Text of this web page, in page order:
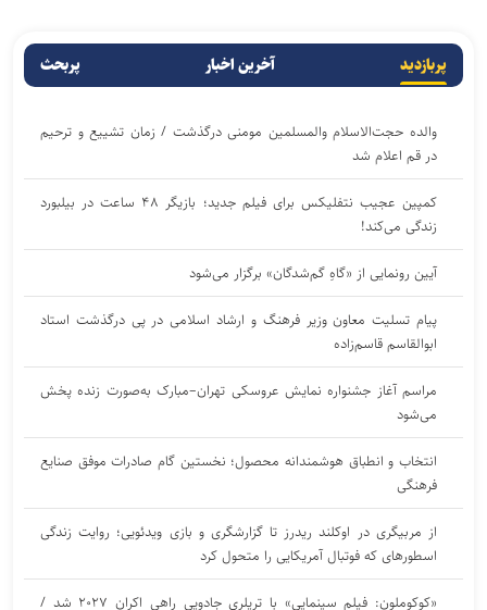
پربازدید آخرین اخبار پربحث
والده حجت‌الاسلام والمسلمین مومنی درگذشت / زمان تشییع و ترحیم
در قم اعلام شد
کمپین عجیب نتفلیکس برای فیلم جدید؛ بازیگر ۴۸ ساعت در بیلبورد
زندگی می‌کند!
آیین رونمایی از «گاهِ گم‌شدگان» برگزار می‌شود
پیام تسلیت معاون وزیر فرهنگ و ارشاد اسلامی در پی درگذشت استاد
ابوالقاسم قاسم‌زاده
مراسم آغاز جشنواره نمایش عروسکی تهران–مبارک به‌صورت زنده پخش
می‌شود
انتخاب و انطباق هوشمندانه محصول؛ نخستین گام صادرات موفق صنایع
فرهنگی
از مربیگری در اوکلند ریدرز تا گزارشگری و بازی ویدئویی؛ روایت زندگی
اسطورهای که فوتبال آمریکایی را متحول کرد
«کوکوملون: فیلم سینمایی» با تریلری جادویی راهی اکران ۲۰۲۷ شد /